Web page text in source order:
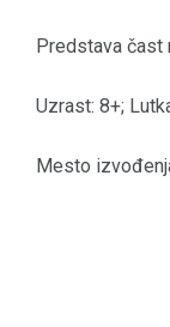
Predstava čast
Uzrast: 8+;
Mesto